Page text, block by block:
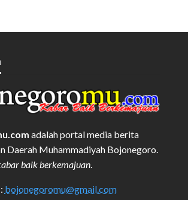
adalah portal media berita
Daerah Muhammadiyah Bojonegoro.
baik berkemajuan.
bojonegoromu@gmail.com